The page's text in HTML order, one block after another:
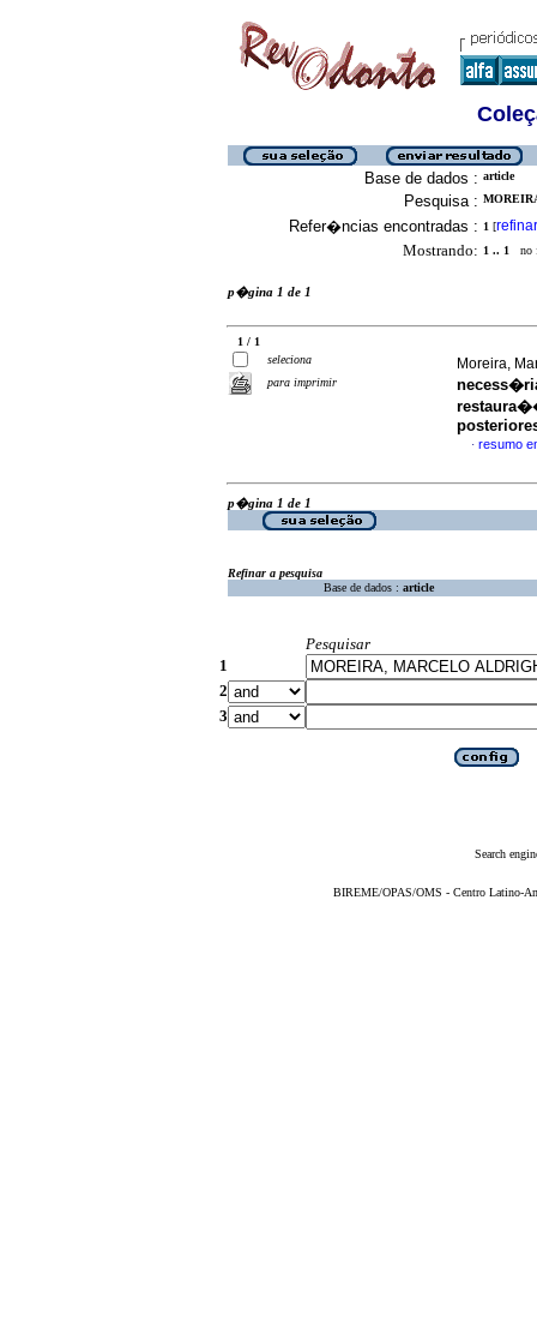
Base de dados : article
Pesquisa :
Refer�ncias encontradas : 1 [refinar
Mostrando: 1 .. 1 no
p�gina 1 de 1
1 / 1
seleciona
para imprimir
Moreira,
· resumo
p�gina 1 de 1
Refinar a pesquisa
Base de dados : article
Pesquisar
1
2
3
Search
BIREME/OPAS/OMS - Centro Latino-